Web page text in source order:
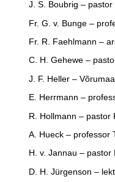
J. S. Boubrig – pastor
Fr. G. v. Bunge –
Fr. R. Faehlmann –
C. H. Gehewe –
J. F. Heller –
E. Herrmann –
R. Hollmann – pastor
A. Hueck – professor
H. v. Jannau – pastor
D. H. Jürgenson –